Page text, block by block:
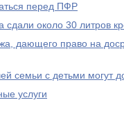
перед ПФР
около 30 литров
дающего право на
семьи с детьми могут
услуги